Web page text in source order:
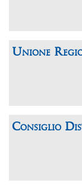
Unione
Consiglio